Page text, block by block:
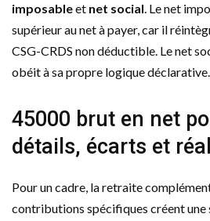
imposableet net social. Le net
supérieur au net à payer, car il
CSG-CRDS non déductible. Le net
obéit à sa propre logique déclarative.
45000 brut en net
détails, écarts et
Pour un cadre, la retraite
contributions spécifiques créent